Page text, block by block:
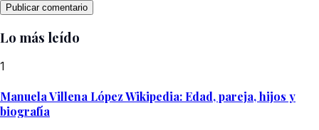
Lo más leído
1
Manuela Villena López Wikipedia: Edad, pareja, hijos y
biografía